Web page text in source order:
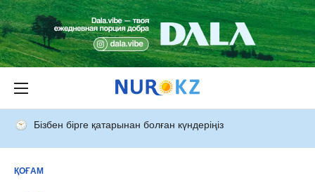
Бізбен бірге қатарынан болған күндеріңіз
ҚОҒАМ